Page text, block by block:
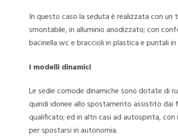
In questo caso la seduta è realizzata con un
smontabile, in alluminio anodizzato; con
bacinella wc e braccioli in plastica e puntali
I modelli dinamici
Le sedie comode dinamiche sono dotate di
quindi idonee allo spostamento assistito dai
qualificato; ed in altri casi ad autospinta,
per spostarsi in autonomia.